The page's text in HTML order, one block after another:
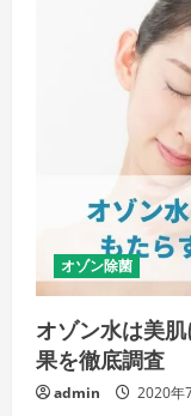
水
虫
対
策
と
オ
ゾ
水
を
使
う
方
法
を
ア
ド
バ
イ
ス
の
詳
オゾン除菌
オゾン水は美
果を徹底調査
admin 2020年